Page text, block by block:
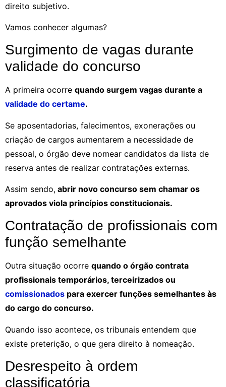
direito subjetivo.
Vamos conhecer algumas?
Surgimento de vagas durante
validade do concurso
A primeira ocorre quando surgem vagas durante a
validade do certame.
Se aposentadorias, falecimentos, exonerações ou
criação de cargos aumentarem a necessidade de
pessoal, o órgão deve nomear candidatos da lista de
reserva antes de realizar contratações externas.
Assim sendo, abrir novo concurso sem chamar os
aprovados viola princípios constitucionais.
Contratação de profissionais com
função semelhante
Outra situação ocorre quando o órgão contrata
profissionais temporários, terceirizados ou
comissionados para exercer funções semelhantes às
do cargo do concurso.
Quando isso acontece, os tribunais entendem que
existe preterição, o que gera direito à nomeação.
Desrespeito à ordem
classificatória